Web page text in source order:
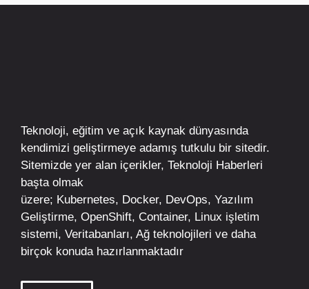
Teknoloji, eğitim ve açık kaynak dünyasında
kendimizi geliştirmeye adamış tutkulu bir sitedir.
Sitemizde yer alan içerikler, Teknoloji Haberleri
başta olmak
üzere; Kubernetes, Docker, DevOps, Yazılım
Geliştirme, OpenShift, Container, Linux işletim
sistemi, Veritabanları, Ağ teknolojileri ve daha
birçok konuda hazırlanmaktadır